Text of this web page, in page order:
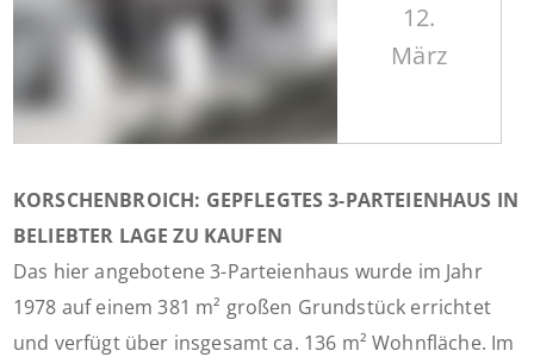
12.
März
KORSCHENBROICH: GEPFLEGTES 3-PARTEIENHAUS IN
BELIEBTER LAGE ZU KAUFEN
Das hier angebotene 3-Parteienhaus wurde im Jahr
1978 auf einem 381 m² großen Grundstück errichtet
und verfügt über insgesamt ca. 136 m² Wohnfläche. Im